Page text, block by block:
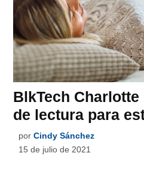
BlkTech
de lectura para
por Cindy Sánchez
15 de julio de 2021